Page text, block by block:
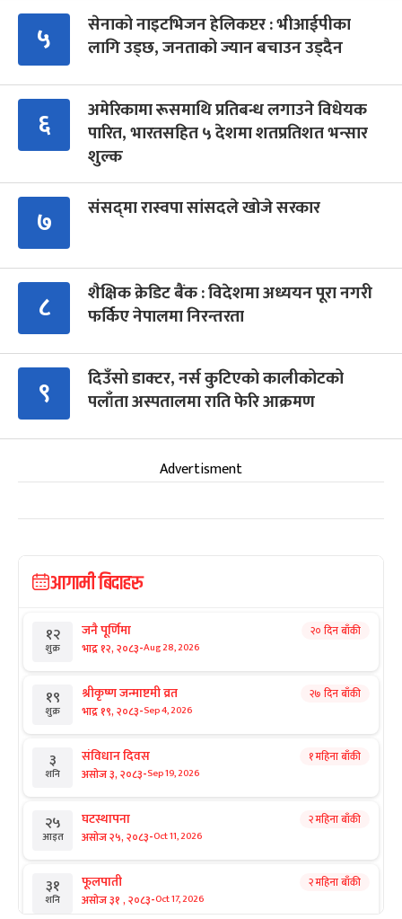
५
सेनाको नाइटभिजन हेलिकप्टर : भीआईपीका
लागि उड्छ, जनताको ज्यान बचाउन उड्दैन
६
अमेरिकामा रूसमाथि प्रतिबन्ध लगाउने विधेयक
पारित, भारतसहित ५ देशमा शतप्रतिशत भन्सार
शुल्क
७ संसद्‍मा रास्वपा सांसदले खोजे सरकार
८
शैक्षिक क्रेडिट बैंक : विदेशमा अध्ययन पूरा नगरी
फर्किए नेपालमा निरन्तरता
९
दिउँसो डाक्टर, नर्स कुटिएको कालीकोटको
पलाँता अस्पतालमा राति फेरि आक्रमण
Advertisment
आगामी बिदाहरु
१२
शुक्र
जनै पूर्णिमा
भाद्र १२, २०८३-Aug 28, 2026
२० दिन बाँकी
१९
शुक्र
श्रीकृष्ण जन्माष्टमी व्रत
भाद्र १९, २०८३-Sep 4, 2026
२७ दिन बाँकी
३
शनि
संविधान दिवस
असोज ३, २०८३-Sep 19, 2026
१ महिना बाँकी
२५
आइत
घटस्थापना
असोज २५, २०८३-Oct 11, 2026
२ महिना बाँकी
३१
शनि
फूलपाती
असोज ३१ , २०८३-Oct 17, 2026
२ महिना बाँकी